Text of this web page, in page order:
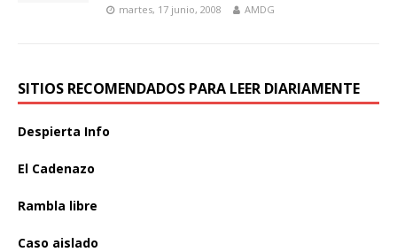
martes, 17 junio, 2008 AMDG
SITIOS RECOMENDADOS PARA LEER DIARIAMENTE
Despierta Info
El Cadenazo
Rambla libre
Caso aislado